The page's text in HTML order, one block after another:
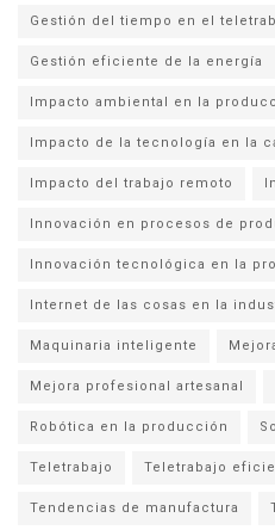
Gestión del tiempo en el
Gestión eficiente de la energía
Impacto ambiental en la
Impacto de la tecnología en la
Impacto del trabajo remoto
Innovación en procesos de
Innovación tecnológica en la
Internet de las cosas en la
Maquinaria inteligente
Mejora profesional artesanal
Robótica en la producción
Teletrabajo Teletrabajo
Tendencias de manufactura